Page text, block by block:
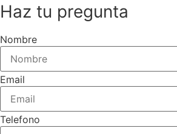
Haz tu pregunta
Nombre
Email
Telefono